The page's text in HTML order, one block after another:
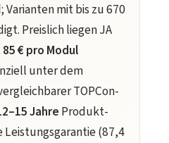
mit bis zu 670
Preislich liegen JA
85 € pro Modul
unter dem
TOPCon-
JahreProdukt-
Leistungsgarantie (87,4